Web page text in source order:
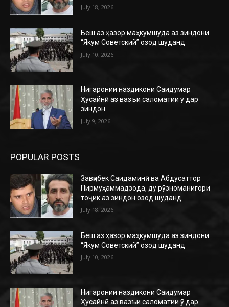
July 18, 2026
Беш аз ҳазор маҳкумшуда аз зиндони
“Якум Советский” озод шуданд
July 10, 2026
Нигаронии наздикони Саидумар
Ҳусайнӣ аз вазъи саломатии ӯ дар
зиндон
July 9, 2026
POPULAR POSTS
Завқибек Саидаминӣ ва Абдусаттор
Пирмуҳаммадзода, ду рӯзноманигори
тоҷик аз зиндон озод шуданд
July 18, 2026
Беш аз ҳазор маҳкумшуда аз зиндони
“Якум Советский” озод шуданд
July 10, 2026
Нигаронии наздикони Саидумар
Ҳусайнӣ аз вазъи саломатии ӯ дар